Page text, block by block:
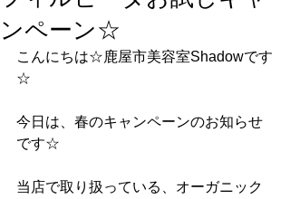
ンペーン☆
こんにちは☆鹿屋市美容室Shadowです
☆
今日は、春のキャンペーンのお知らせ
です☆
当店で取り扱っている、オーガニック